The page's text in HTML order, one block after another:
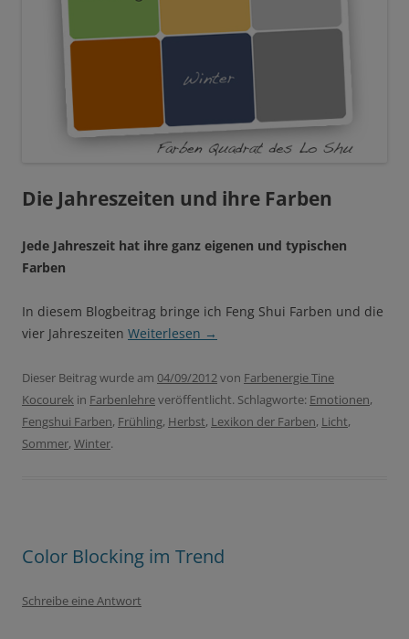
Die Jahreszeiten und ihre Farben
Jede Jahreszeit hat ihre ganz eigenen und typischen
Farben
In diesem Blogbeitrag bringe ich Feng Shui Farben und die
vier Jahreszeiten Weiterlesen →
Dieser Beitrag wurde am 04/09/2012von Farbenergie Tine
Kocourek in Farbenlehreveröffentlicht. Schlagworte: Emotionen,
Fengshui Farben, Frühling, Herbst, Lexikon der Farben, Licht,
Sommer, Winter.
Color Blocking im Trend
Schreibe eine Antwort